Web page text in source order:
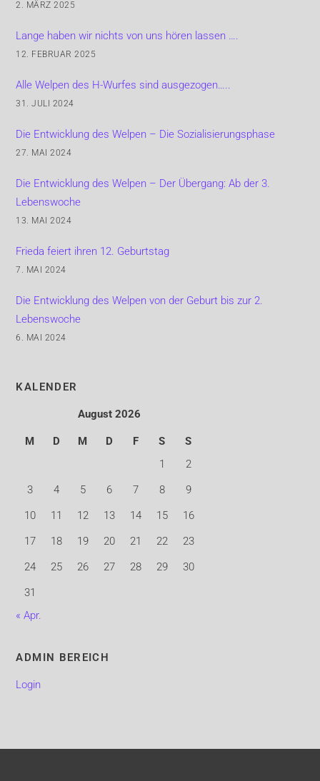
2. MÄRZ 2025
Lange haben wir nichts von uns hören lassen ….
12. FEBRUAR 2025
Alle Welpen des H-Wurfes sind ausgezogen…..
31. JULI 2024
Die Entwicklung des Welpen – Die Sozialisierungsphase
27. MAI 2024
Die Entwicklung des Welpen – Der Übergang: Ab der 3.
Lebenswoche
13. MAI 2024
Frieda feiert ihren 12. Geburtstag
7. MAI 2024
Die Entwicklung des Welpen von der Geburt bis zur 2.
Lebenswoche
6. MAI 2024
KALENDER
August 2026
M D M D F S
S
1
2
3
4 5 6 7 8
9
10
11 12 13 14 15
16
17
18 19 20 21 22
23
24
25 26 27 28 29
30
31
« Apr.
ADMIN BEREICH
Login